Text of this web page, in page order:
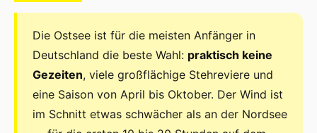
Die Ostsee ist für die meisten Anfänger in
Deutschland die beste Wahl: praktisch keine
Gezeiten, viele großflächige Stehreviere und
eine Saison von April bis Oktober. Der Wind ist
im Schnitt etwas schwächer als an der Nordsee